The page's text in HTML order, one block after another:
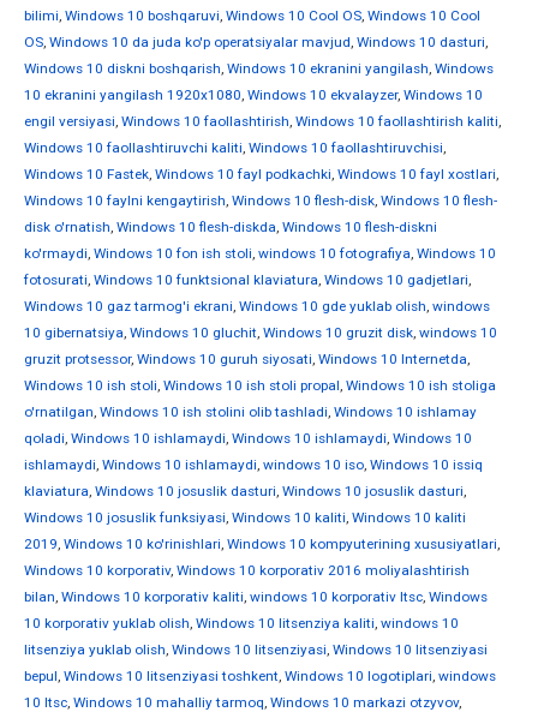
bilimi, Windows 10 boshqaruvi, Windows 10 Cool OS, Windows 10 Cool
OS, Windows 10 da juda ko'p operatsiyalar mavjud, Windows 10 dasturi,
Windows 10 diskni boshqarish, Windows 10 ekranini yangilash, Windows
10 ekranini yangilash 1920x1080, Windows 10 ekvalayzer, Windows 10
engil versiyasi, Windows 10 faollashtirish, Windows 10 faollashtirish kaliti,
Windows 10 faollashtiruvchi kaliti, Windows 10 faollashtiruvchisi,
Windows 10 Fastek, Windows 10 fayl podkachki, Windows 10 fayl xostlari,
Windows 10 faylni kengaytirish, Windows 10 flesh-disk, Windows 10 flesh-
disk o'rnatish, Windows 10 flesh-diskda, Windows 10 flesh-diskni
ko'rmaydi, Windows 10 fon ish stoli, windows 10 fotografiya, Windows 10
fotosurati, Windows 10 funktsional klaviatura, Windows 10 gadjetlari,
Windows 10 gaz tarmog'i ekrani, Windows 10 gde yuklab olish, windows
10 gibernatsiya, Windows 10 gluchit, Windows 10 gruzit disk, windows 10
gruzit protsessor, Windows 10 guruh siyosati, Windows 10 Internetda,
Windows 10 ish stoli, Windows 10 ish stoli propal, Windows 10 ish stoliga
o'rnatilgan, Windows 10 ish stolini olib tashladi, Windows 10 ishlamay
qoladi, Windows 10 ishlamaydi, Windows 10 ishlamaydi, Windows 10
ishlamaydi, Windows 10 ishlamaydi, windows 10 iso, Windows 10 issiq
klaviatura, Windows 10 josuslik dasturi, Windows 10 josuslik dasturi,
Windows 10 josuslik funksiyasi, Windows 10 kaliti, Windows 10 kaliti
2019, Windows 10 ko'rinishlari, Windows 10 kompyuterining xususiyatlari,
Windows 10 korporativ, Windows 10 korporativ 2016 moliyalashtirish
bilan, Windows 10 korporativ kaliti, windows 10 korporativ ltsc, Windows
10 korporativ yuklab olish, Windows 10 litsenziya kaliti, windows 10
litsenziya yuklab olish, Windows 10 litsenziyasi, Windows 10 litsenziyasi
bepul, Windows 10 litsenziyasi toshkent, Windows 10 logotiplari, windows
10 ltsc, Windows 10 mahalliy tarmoq, Windows 10 markazi otzyvov,